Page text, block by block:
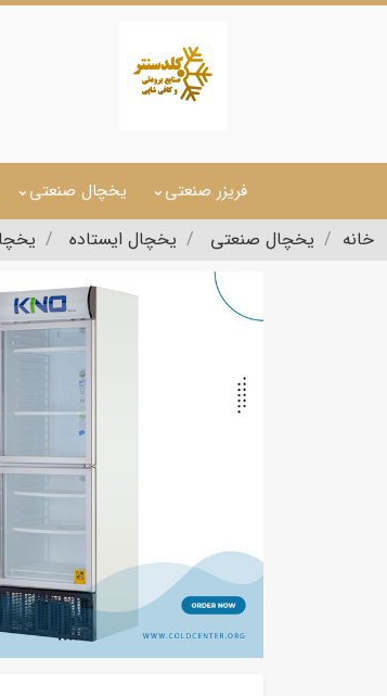
فریزر صنعتی یخچال صنعتی
خانه یخچال صنعتی یخچال ایستاده